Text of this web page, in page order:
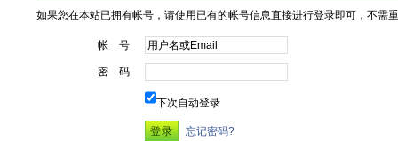
如果您在本站已拥有帐号，请使用已有的帐号信息直接进行登录即可，不需
帐 号
密 码
下次自动登录
忘记密码?